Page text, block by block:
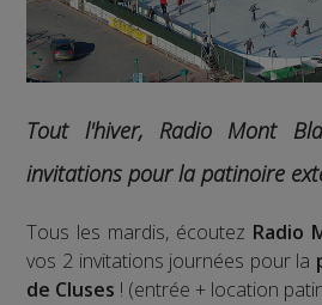
Tout l'hiver, Radio Mont
invitations pour la patinoire
Tous les mardis, écoutez Radio
vos 2 invitations journées pour la
de Cluses ! (entrée + location